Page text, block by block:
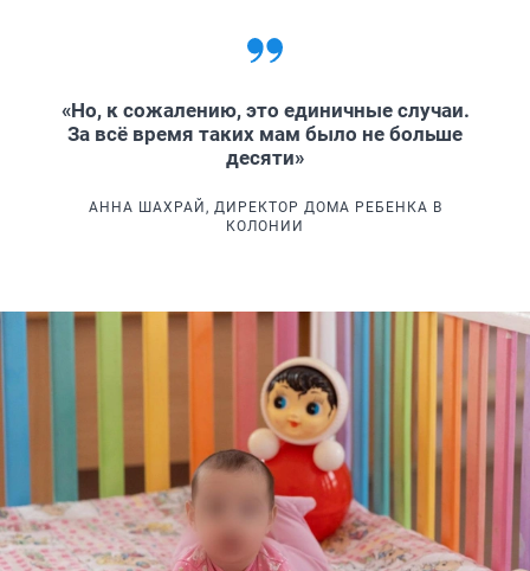
«Но, к сожалению, это единичные случаи.
За всё время таких мам было не больше
десяти»
АННА ШАХРАЙ, ДИРЕКТОР ДОМА РЕБЕНКА В
КОЛОНИИ